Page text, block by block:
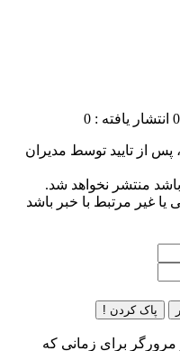
انتشار یافته : 0
از تایید توسط مدیران
منتشر نخواهد شد.
یا غیر مرتبط با خبر باشد
پاک کردن !
مرورگر برای زمانی که